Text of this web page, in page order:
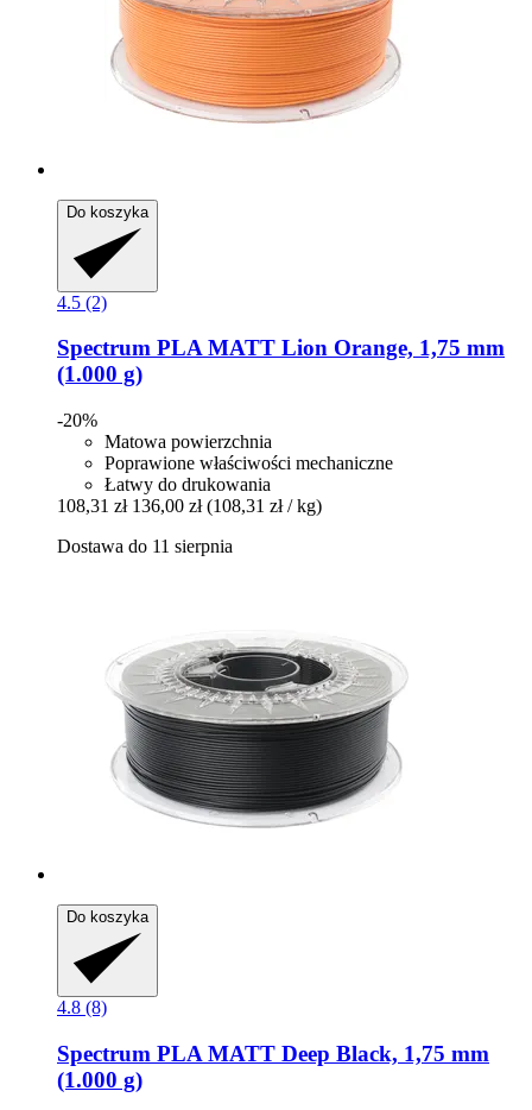
Do koszyka
4.5 (2)
Spectrum PLA MATT Lion Orange, 1,75 mm
(1.000 g)
-20%
Matowa powierzchnia
Poprawione właściwości mechaniczne
Łatwy do drukowania
108,31 zł 136,00 zł (108,31 zł / kg)
Dostawa do 11 sierpnia
Do koszyka
4.8 (8)
Spectrum PLA MATT Deep Black, 1,75 mm
(1.000 g)